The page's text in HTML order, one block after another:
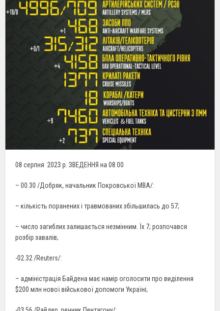
08 серпня 2023 р. ЗВЕДЕННЯ на 08.00
– 00.30 /Добряк, начальник Покровської МВА/:
– кількість поранених і травмованих збільшилась до 57;
– число загиблих залишається незмінним. Їх 7; розпочався
розбір завалів;
-02.32 /Reuters/:
– адміністрація Байдена має намір оголосити про виділення
$200 млн нової військової допомоги Україні;